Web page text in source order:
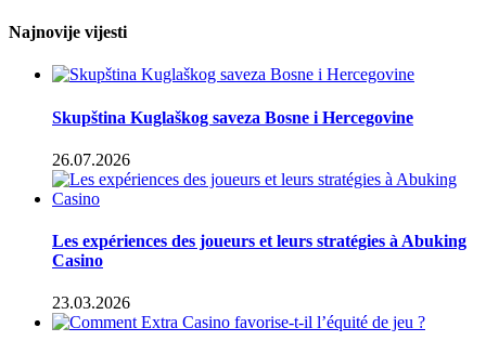
Najnovije vijesti
Skupština Kuglaškog saveza Bosne i Hercegovine
26.07.2026
Les expériences des joueurs et leurs stratégies à Abuking
Casino
23.03.2026